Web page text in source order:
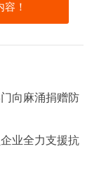
！
向麻涌捐赠防
业全力支援抗